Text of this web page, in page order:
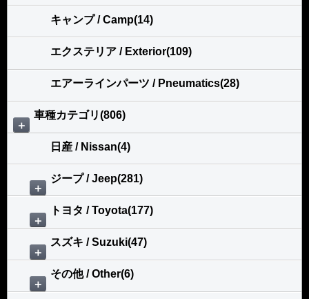
キャンプ / Camp(14)
エクステリア / Exterior(109)
エアーラインパーツ / Pneumatics(28)
＋
車種カテゴリ(806)
日産 / Nissan(4)
＋
ジープ / Jeep(281)
＋
トヨタ / Toyota(177)
＋
スズキ / Suzuki(47)
＋
その他 / Other(6)